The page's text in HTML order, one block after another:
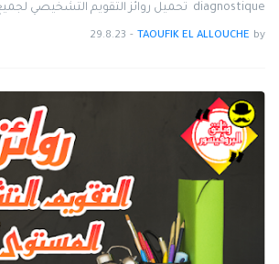
diagnostique تحميل روائز التقويم التشخيصي لجميع المستويات روائز…
by
TAOUFIK EL ALLOUCHE
-
29.8.23